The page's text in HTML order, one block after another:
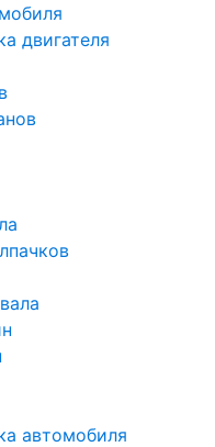
двигателя
автомобиля